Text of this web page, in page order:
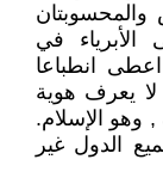
في
انطباعا
لا يعرف هوية
, وهو الإسلام.
الدول غير